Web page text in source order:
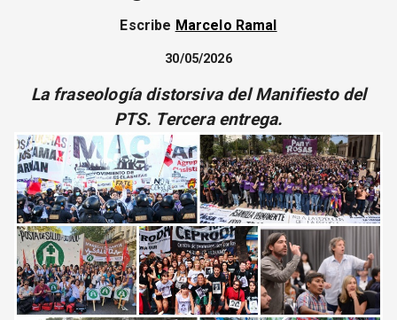
ECONOMÍA
SOCIEDAD Y CULTURA
CORREO DE LECTORES
DEBATE
ARCHIVO
DECLARACIONES
OPINIÓN
ALTAMIRA RESPONDE
Política Obrera Revista
CONTACTO
Escribe Marcelo Ramal
30/05/2026
La fraseología distorsiva del Manifiesto del
PTS. Tercera entrega.